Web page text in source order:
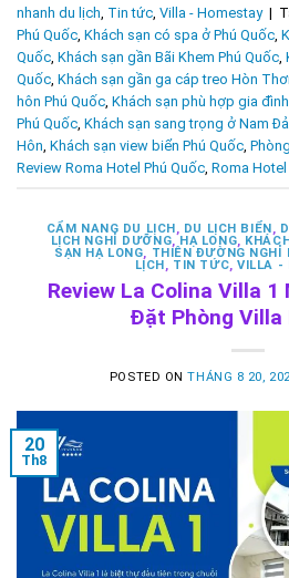
nhanh du lịch Tin tức Villa - Homestay |
Phú Quốc Khách sạn có spa ở Phú Quốc
Quốc Khách sạn gần Bãi Khem Phú Quốc
Quốc Khách sạn gần ga cáp treo Hòn
hôn Phú Quốc Khách sạn phù hợp gia
Phú Quốc Khách sạn sang trọng ở Nam
Hôn Khách sạn view biển Phú Quốc
Review Roma Hotel Phú Quốc Roma Hotel
CẨM NANG DU LỊCH , DU LỊCH BIỂN ,
LỊCH NGHỈ DƯỠNG, HẠ LONG,
SẠN HẠ LONG, THIÊN ĐƯỜNG NGHỈ
LỊCH , TIN TỨC,VILLA -
Review La Colina Villa
Đặt Phòng Villa
POSTED ONTHÁNG 8 20,
20
Th8